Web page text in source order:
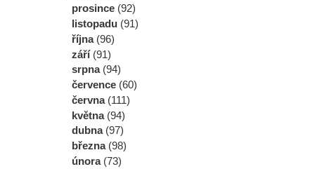
prosince (92)
listopadu (91)
října (96)
září (91)
srpna (94)
července (60)
června (111)
května (94)
dubna (97)
března (98)
února (73)